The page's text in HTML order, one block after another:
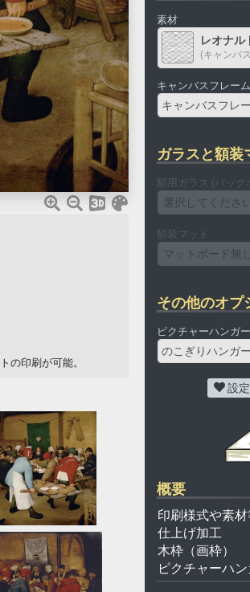
の印刷が可能。
素材
レオナル
(キャンバ
キャンバスフレーム
キャンバスフレ
ガラスと額装
額用ガラス (バック
選択してくださ
額装マット
マットボード無し
その他のオプ
ピクチャーハンガー
のこぎりハンガー
設
概要
印刷様式や素
仕上げ加工
木枠（画枠）
ピクチャーハ